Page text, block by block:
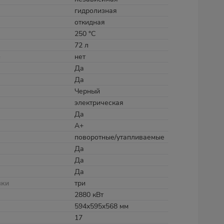
гидролизная
откидная
250 °С
72 л
нет
Да
Да
Черный
электрическая
Да
A+
поворотные/утапливаемые
Да
Да
Да
три
2880 кВт
594x595x568 мм
17